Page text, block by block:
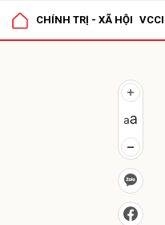
CHÍNH TRỊ - XÃ HỘI VCCI